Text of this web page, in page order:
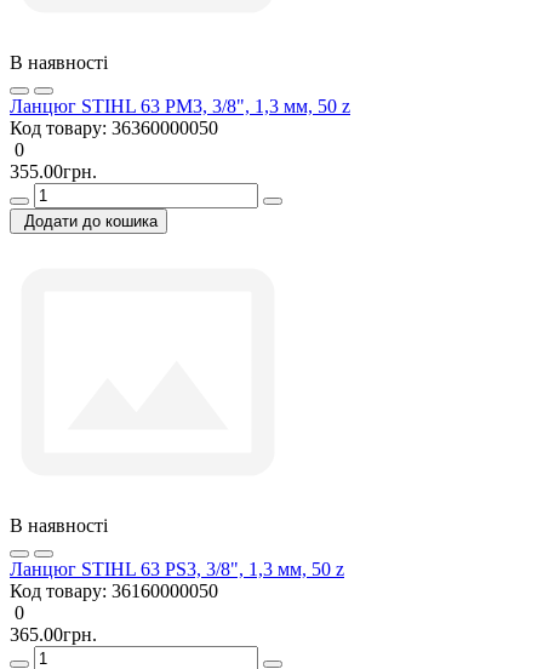
В наявності
Ланцюг STIHL 63 PM3, 3/8", 1,3 мм, 50 z
Код товару: 36360000050
0
355.00грн.
Додати до кошика
В наявності
Ланцюг STIHL 63 PS3, 3/8", 1,3 мм, 50 z
Код товару: 36160000050
0
365.00грн.